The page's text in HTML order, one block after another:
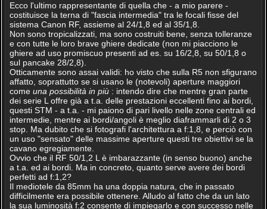
Ecco l'ultimo rappresentante di quella che - a mio parere -
costituisce la terna di "fascia intermedia" tra le focali fisse del
sistema Canon RF, assieme al 24/1,8 ed al 35/1,8.
Non sono tropicalizzati, ma sono costruiti bene, senza tolleranze
e con tutte le loro brave ghiere dedicate (non mi piacciono le
ghiere ad uso promiscuo presenti ad es. su 16/2,8, su 50/1,8 o
sul pancake 28/2,8).
Otticamente sono assai validi: ho visto che sulla R5 non sfigurano
affatto, soprattutto se si usano le (notevoli) aperture maggiori
come una possibilità in più: intendo dire che mentre gran parte
dei serie L offre già a t.a. delle prestazioni eccellenti fino ai bordi,
questi STM - a t.a. - mi paiono di pari livello nelle zone centrali ed
intermedie, mentre ai bordi/angoli è meglio diaframmarli di 2 o 3
stop. Ma dubito che si fotografi l'architettura a f:1,8, e perciò con
un uso "sensato" delle massime aperture questi tre obiettivi se la
cavano egregiamente.
Ovvio che il RF 50/1,2 L è imbarazzante (in senso buono) anche
a t.a. ed ai bordi. Ma in concreto, quanto serve avere dei bordi
perfetti ad f:1,2?
Il mediotele da 85mm ha una doppia natura, che in passato
difficilmente era possibile ottenere. Alludo al fatto che da un lato
la sua luminosità f:2 consente di impiegarlo e con successo nelle